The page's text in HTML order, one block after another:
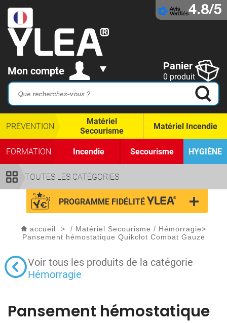
4.8/5
Mon compte Panier
0 produit
TOUTES LES CATÉGORIES
PRÉVENTION
Matériel
Secourisme
Matériel Incendie
FORMATION Incendie Secourisme HYGIÈNE
PROGRAMME FIDÉLITÉ
accueil > / Matériel Secourisme / Hémorragie>
Pansement hémostatique Quikclot Combat Gauze
Voir tous les produits de la catégorie
Hémorragie
Pansement hémostatique